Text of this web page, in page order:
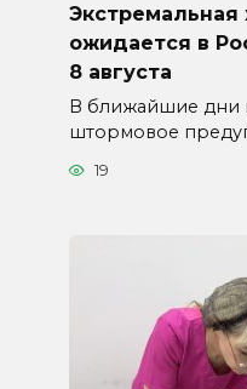
Экстремальная
ожидается в
8 августа
В ближайшие дни
штормовое
19